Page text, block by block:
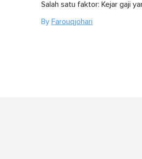
Salah satu faktor: Kejar gaji
By Farouqjohari